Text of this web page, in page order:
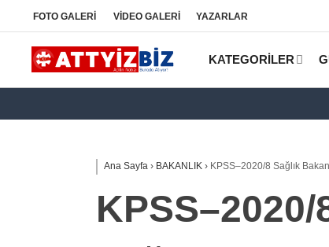
FOTO GALERİ VİDEO GALERİ YAZARLAR
KATEGORİLER
Ana Sayfa › BAKANLIK › KPSS–2020/8 Sağlık
KPSS–2020/